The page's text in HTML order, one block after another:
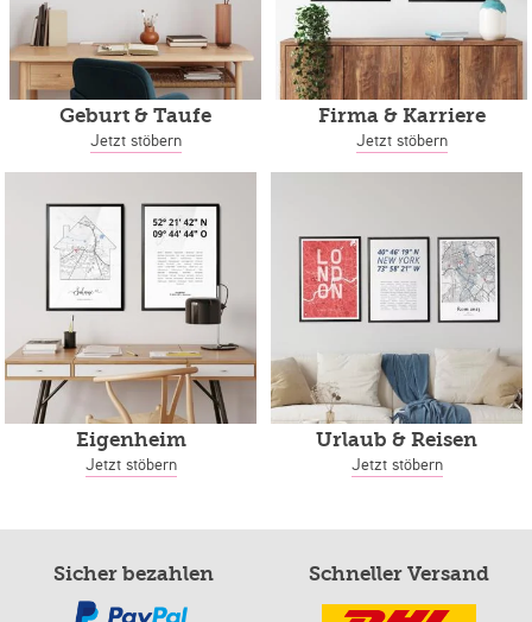
Geburt & Taufe
Jetzt stöbern
Firma & Karriere
Jetzt stöbern
Eigenheim
Jetzt stöbern
Urlaub & Reisen
Jetzt stöbern
Sicher bezahlen Schneller Versand